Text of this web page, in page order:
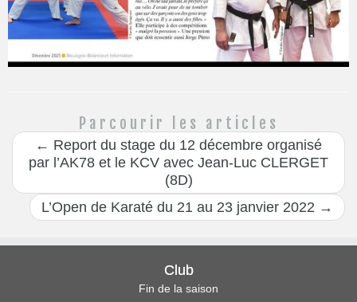
Parcourir les articles
← Report du stage du 12 décembre organisé
par l’AK78 et le KCV avec Jean-Luc CLERGET
(8D)
L’Open de Karaté du 21 au 23 janvier 2022 →
Club
Fin de la saison